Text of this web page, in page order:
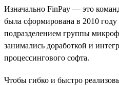
Изначально FinPay — это
была сформирована в 2010
подразделением группы
занимались доработкой и
процессингового софта.
Чтобы гибко и быстро